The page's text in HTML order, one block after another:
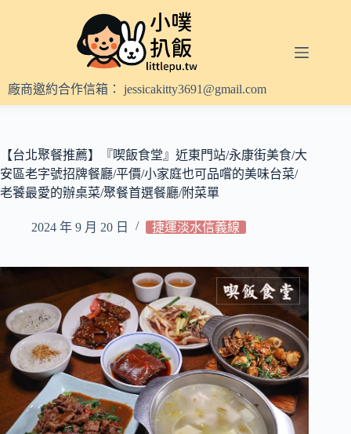
內
容
廠商邀約合作信箱： jessicakitty3691@gmail.com
【台北聚餐推薦】『喫飯食堂』近東門站/永康街美食/大
安區老字號招牌餐廳/平價/小家庭也可品嚐的美味台菜/
老饕最愛的辦桌菜/聚餐首選餐廳/附菜單
2024 年 9 月 20 日 捷運淡水信義線